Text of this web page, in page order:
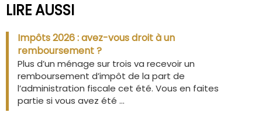
LIRE AUSSI
Impôts 2026 : avez-vous droit à un
remboursement ?
Plus d’un ménage sur trois va recevoir un
remboursement d’impôt de la part de
l’administration fiscale cet été. Vous en faites
partie si vous avez été ...